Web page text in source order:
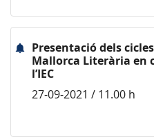
Presentació dels
Mallorca Literària en
l’IEC
27-09-2021 / 11.00 h